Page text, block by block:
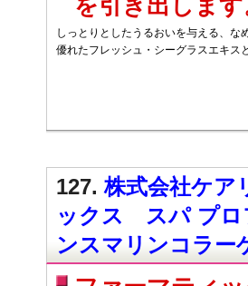
を引き出します
しっとりとしたうるおいを与える、な
優れたフレッシュ・シーグラスエキス
127.株式会社ケア
ックス スパ プ
ンスマリンコラー